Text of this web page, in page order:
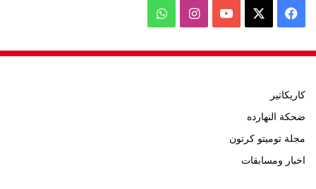
فيسبوك ‫YouTubeانستقرامواتساب
كاريكاتير
ضحكة النهارده
مجلة توميتو كرتون
اخبار ومسابقات